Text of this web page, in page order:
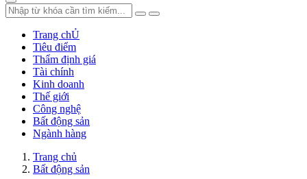
Trang chỦ
Tiêu điểm
Thẩm định giá
Tài chính
Kinh doanh
Thế giới
Công nghệ
Bất động sản
Ngành hàng
Trang chủ
Bất động sản